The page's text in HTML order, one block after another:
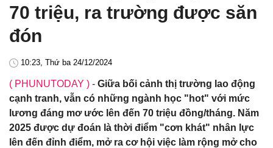
70 triệu, ra trường được săn
đón
10:23, Thứ ba 24/12/2024
( PHUNUTODAY ) - Giữa bối cảnh thị trường lao động
cạnh tranh, vẫn có những ngành học "hot" với mức
lương đáng mơ ước lên đến 70 triệu đồng/tháng. Năm
2025 được dự đoán là thời điểm "cơn khát" nhân lực
lên đến đỉnh điểm, mở ra cơ hội việc làm rộng mở cho